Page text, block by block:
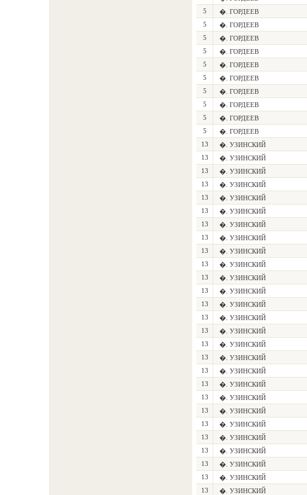
5
�. ГОРДЕЕВ
5
�. ГОРДЕЕВ
5
�. ГОРДЕЕВ
5
�. ГОРДЕЕВ
5
�. ГОРДЕЕВ
5
�. ГОРДЕЕВ
5
�. ГОРДЕЕВ
5
�. ГОРДЕЕВ
5
�. ГОРДЕЕВ
5
�. ГОРДЕЕВ
13
�. УЗИНСКИЙ
13
�. УЗИНСКИЙ
13
�. УЗИНСКИЙ
13
�. УЗИНСКИЙ
13
�. УЗИНСКИЙ
13
�. УЗИНСКИЙ
13
�. УЗИНСКИЙ
13
�. УЗИНСКИЙ
13
�. УЗИНСКИЙ
13
�. УЗИНСКИЙ
13
�. УЗИНСКИЙ
13
�. УЗИНСКИЙ
13
�. УЗИНСКИЙ
13
�. УЗИНСКИЙ
13
�. УЗИНСКИЙ
13
�. УЗИНСКИЙ
13
�. УЗИНСКИЙ
13
�. УЗИНСКИЙ
13
�. УЗИНСКИЙ
13
�. УЗИНСКИЙ
13
�. УЗИНСКИЙ
13
�. УЗИНСКИЙ
13
�. УЗИНСКИЙ
13
�. УЗИНСКИЙ
13
�. УЗИНСКИЙ
13
�. УЗИНСКИЙ
13
�. УЗИНСКИЙ